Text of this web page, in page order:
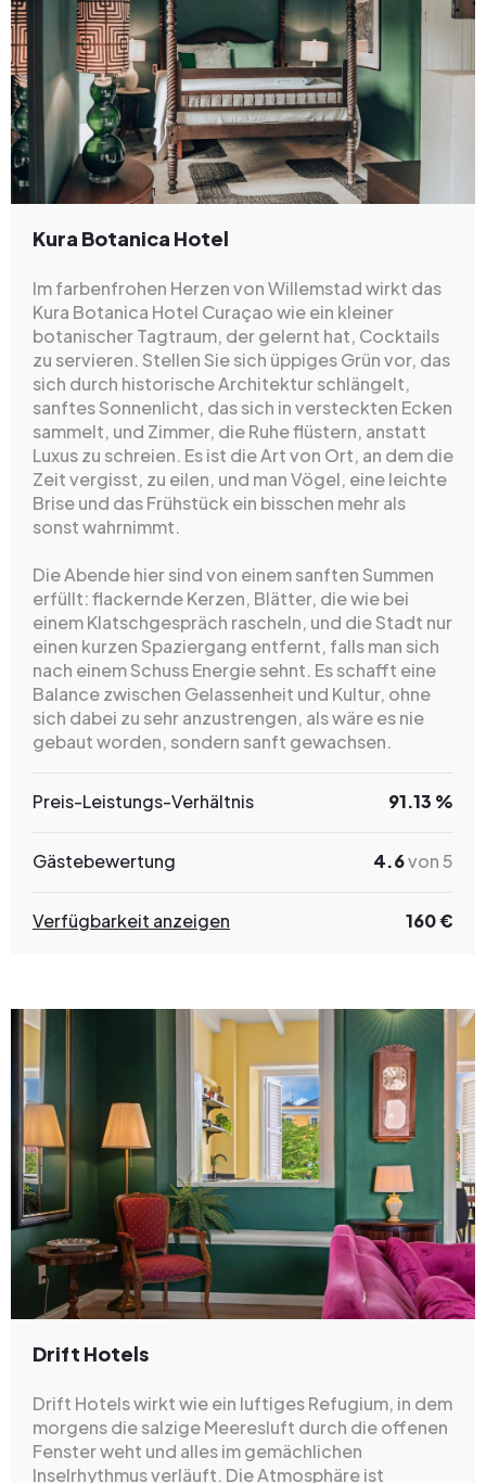
Kura Botanica Hotel
Im farbenfrohen Herzen von Willemstad wirkt das
Kura Botanica Hotel Curaçao wie ein kleiner
botanischer Tagtraum, der gelernt hat, Cocktails
zu servieren. Stellen Sie sich üppiges Grün vor, das
sich durch historische Architektur schlängelt,
sanftes Sonnenlicht, das sich in versteckten Ecken
sammelt, und Zimmer, die Ruhe flüstern, anstatt
Luxus zu schreien. Es ist die Art von Ort, an dem die
Zeit vergisst, zu eilen, und man Vögel, eine leichte
Brise und das Frühstück ein bisschen mehr als
sonst wahrnimmt.
Die Abende hier sind von einem sanften Summen
erfüllt: flackernde Kerzen, Blätter, die wie bei
einem Klatschgespräch rascheln, und die Stadt nur
einen kurzen Spaziergang entfernt, falls man sich
nach einem Schuss Energie sehnt. Es schafft eine
Balance zwischen Gelassenheit und Kultur, ohne
sich dabei zu sehr anzustrengen, als wäre es nie
gebaut worden, sondern sanft gewachsen.
Preis-Leistungs-Verhältnis 91.13 %
Gästebewertung 4.6von 5
Verfügbarkeit anzeigen 160 €
Drift Hotels
Drift Hotels wirkt wie ein luftiges Refugium, in dem
morgens die salzige Meeresluft durch die offenen
Fenster weht und alles im gemächlichen
Inselrhythmus verläuft. Die Atmosphäre ist